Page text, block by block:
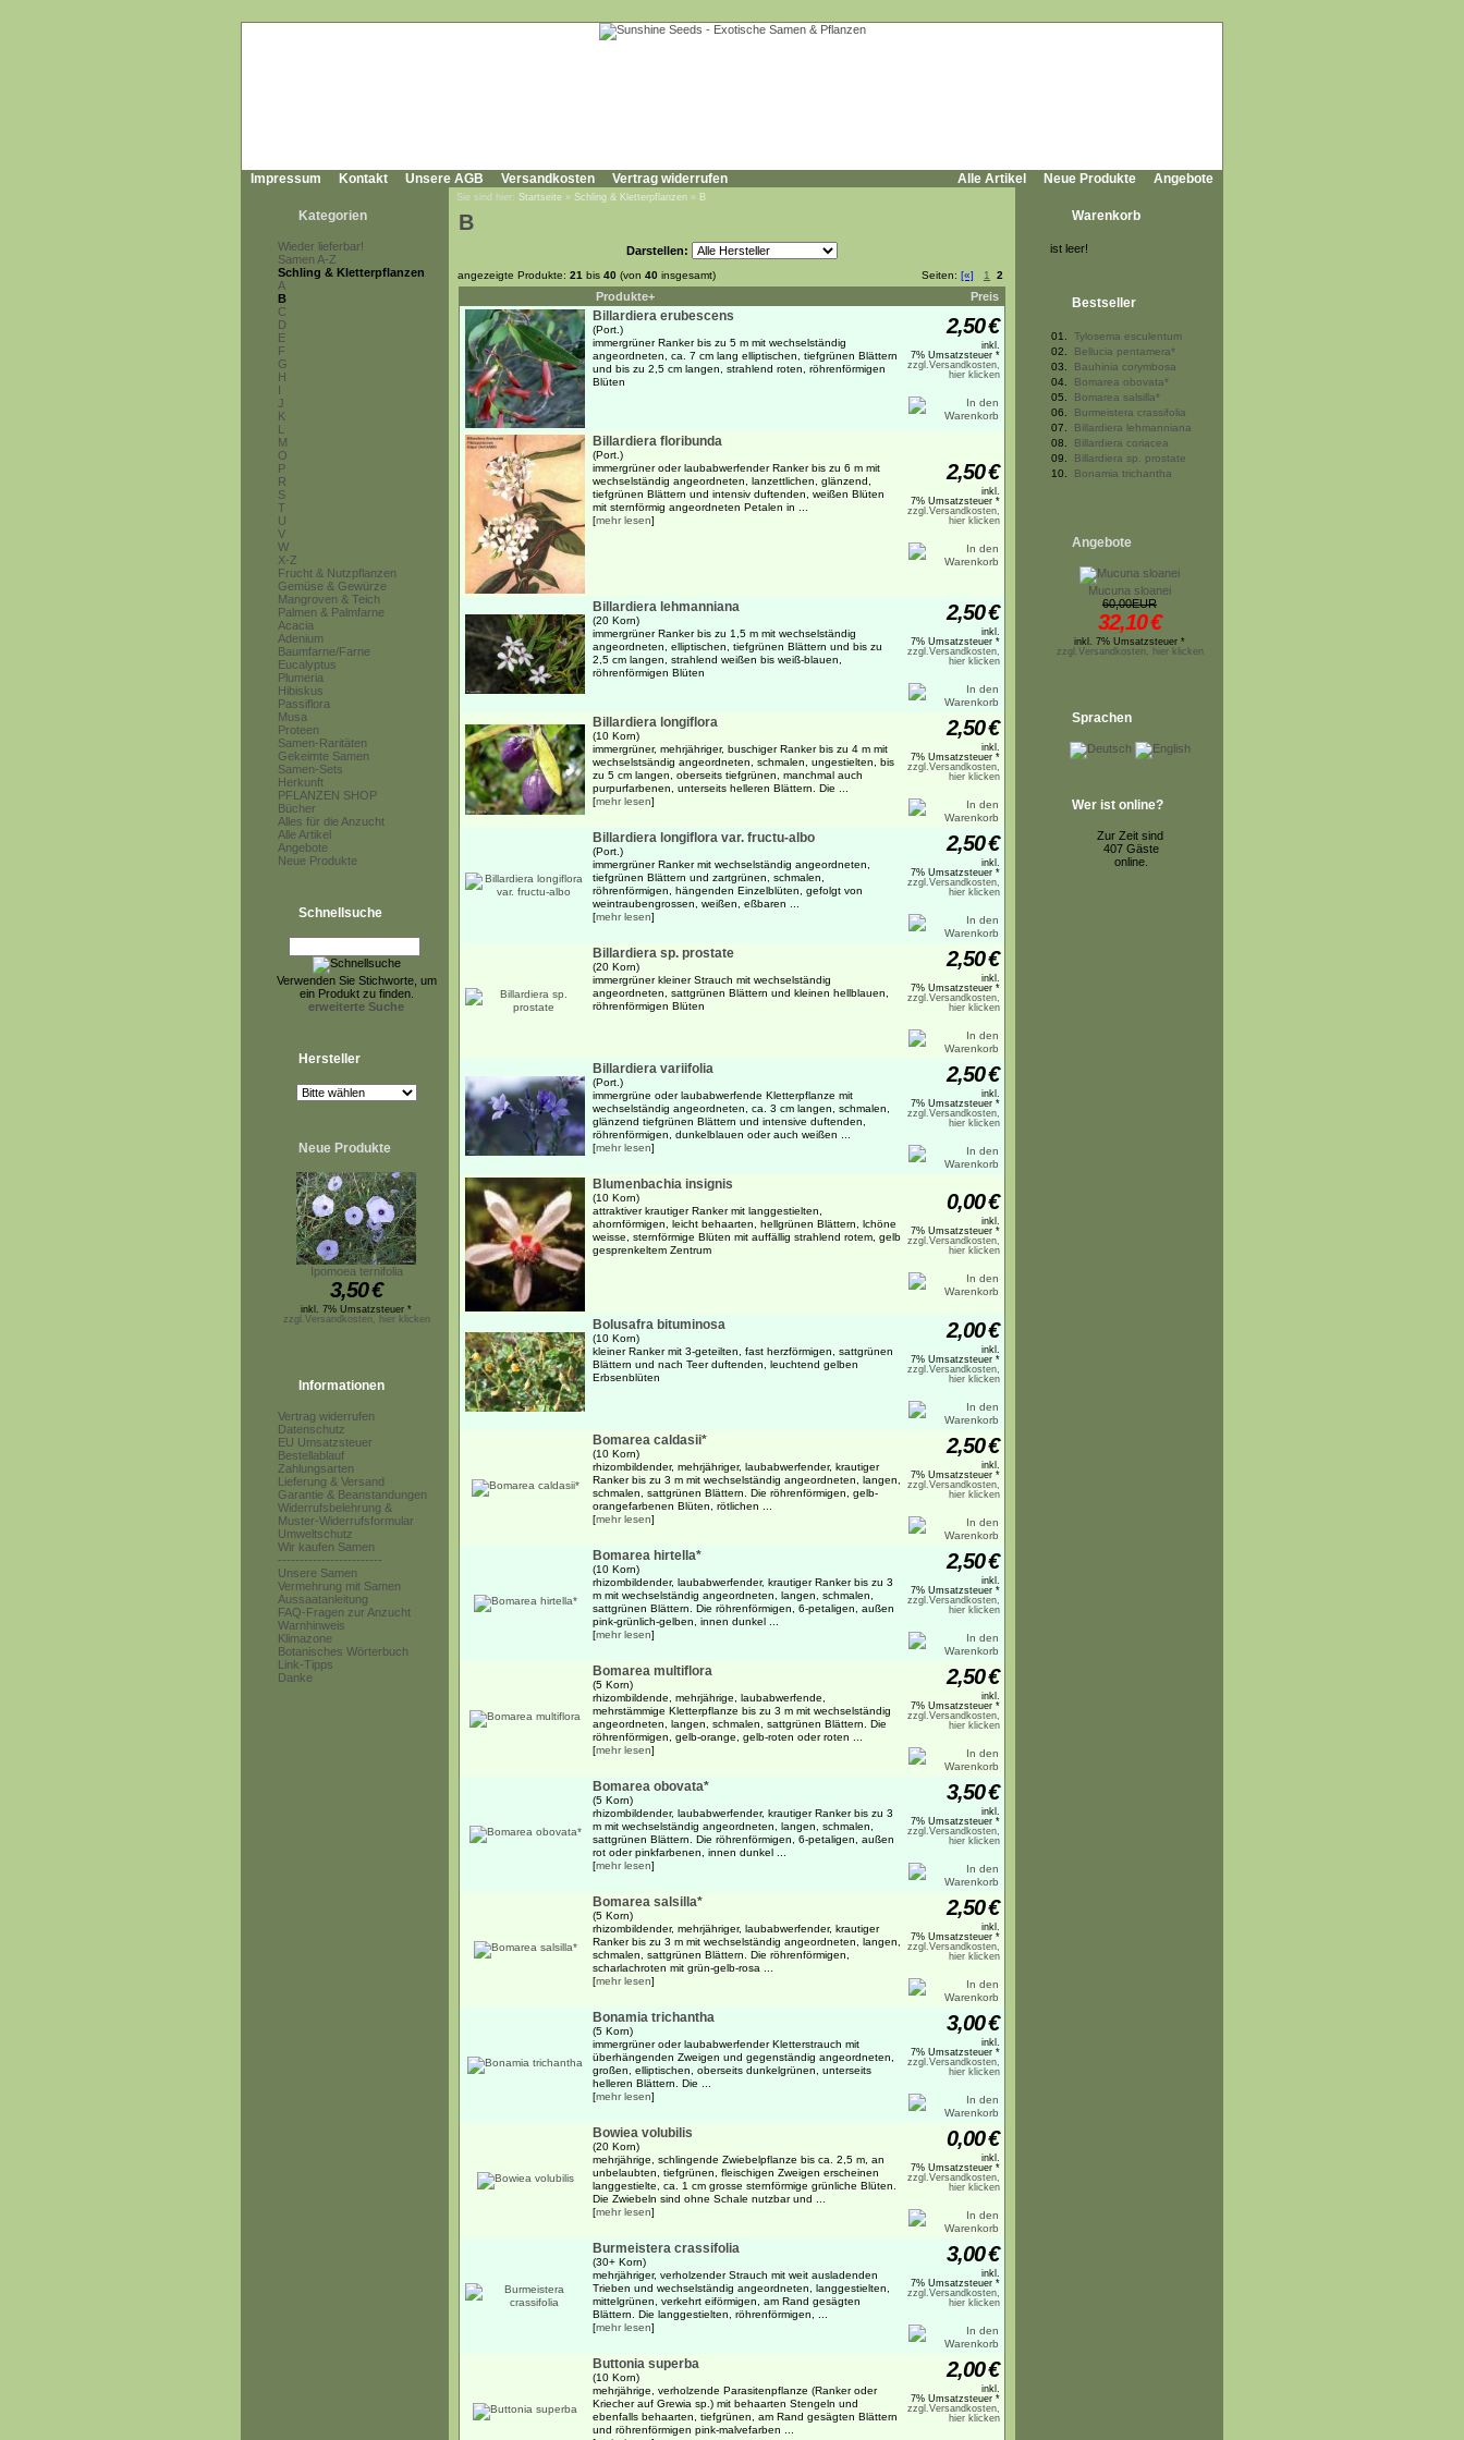
Impressum Kontakt Unsere AGB Versandkosten Vertrag widerrufen Alle Artikel Neue Produkte Angebote
Kategorien
Wieder lieferbar!
Samen A-Z
Schling & Kletterpflanzen
A
B
C
D
E
F
G
H
I
J
K
L
M
O
P
R
S
T
U
V
W
X-Z
Frucht & Nutzpflanzen
Gemüse & Gewürze
Mangroven & Teich
Palmen & Palmfarne
Acacia
Adenium
Baumfarne/Farne
Eucalyptus
Plumeria
Hibiskus
Passiflora
Musa
Proteen
Samen-Raritäten
Gekeimte Samen
Samen-Sets
Herkunft
PFLANZEN SHOP
Bücher
Alles für die Anzucht
Alle Artikel
Angebote
Neue Produkte
Schnellsuche
Verwenden Sie Stichworte, um
ein Produkt zu finden.
erweiterte Suche
Hersteller
Neue Produkte
Ipomoea ternifolia
3,50€
inkl. 7% Umsatzsteuer *
zzgl.Versandkosten, hier klicken
Informationen
Vertrag widerrufen
Datenschutz
EU Umsatzsteuer
Bestellablauf
Zahlungsarten
Lieferung & Versand
Garantie & Beanstandungen
Widerrufsbelehrung &
Muster-Widerrufsformular
Umweltschutz
Wir kaufen Samen
------------------------
Unsere Samen
Vermehrung mit Samen
Aussaatanleitung
FAQ-Fragen zur Anzucht
Warnhinweis
Klimazone
Botanisches Wörterbuch
Link-Tipps
Danke
Sie sind hier: Startseite » Schling & Kletterpflanzen » B
B
Darstellen:
angezeigte Produkte: 21 bis 40 (von 40 insgesamt) Seiten: [«] 1 2
Produkte+ Preis
Billardiera erubescens
(Port.)
immergrüner Ranker bis zu 5 m mit wechselständig
angeordneten, ca. 7 cm lang elliptischen, tiefgrünen Blättern
und bis zu 2,5 cm langen, strahlend roten, röhrenförmigen
Blüten
2,50€
inkl.
7% Umsatzsteuer *
zzgl.Versandkosten,
hier klicken
Billardiera floribunda
(Port.)
immergrüner oder laubabwerfender Ranker bis zu 6 m mit
wechselständig angeordneten, lanzettlichen, glänzend,
tiefgrünen Blättern und intensiv duftenden, weißen Blüten
mit sternförmig angeordneten Petalen in ...
[mehr lesen]
2,50€
inkl.
7% Umsatzsteuer *
zzgl.Versandkosten,
hier klicken
Billardiera lehmanniana
(20 Korn)
immergrüner Ranker bis zu 1,5 m mit wechselständig
angeordneten, elliptischen, tiefgrünen Blättern und bis zu
2,5 cm langen, strahlend weißen bis weiß-blauen,
röhrenförmigen Blüten
2,50€
inkl.
7% Umsatzsteuer *
zzgl.Versandkosten,
hier klicken
Billardiera longiflora
(10 Korn)
immergrüner, mehrjähriger, buschiger Ranker bis zu 4 m mit
wechselstsändig angeordneten, schmalen, ungestielten, bis
zu 5 cm langen, oberseits tiefgrünen, manchmal auch
purpurfarbenen, unterseits helleren Blättern. Die ...
[mehr lesen]
2,50€
inkl.
7% Umsatzsteuer *
zzgl.Versandkosten,
hier klicken
Billardiera longiflora var. fructu-albo
(Port.)
immergrüner Ranker mit wechselständig angeordneten,
tiefgrünen Blättern und zartgrünen, schmalen,
röhrenförmigen, hängenden Einzelblüten, gefolgt von
weintraubengrossen, weißen, eßbaren ...
[mehr lesen]
2,50€
inkl.
7% Umsatzsteuer *
zzgl.Versandkosten,
hier klicken
Billardiera sp. prostate
(20 Korn)
immergrüner kleiner Strauch mit wechselständig
angeordneten, sattgrünen Blättern und kleinen hellblauen,
röhrenförmigen Blüten
2,50€
inkl.
7% Umsatzsteuer *
zzgl.Versandkosten,
hier klicken
Billardiera variifolia
(Port.)
immergrüne oder laubabwerfende Kletterpflanze mit
wechselständig angeordneten, ca. 3 cm langen, schmalen,
glänzend tiefgrünen Blättern und intensive duftenden,
röhrenförmigen, dunkelblauen oder auch weißen ...
[mehr lesen]
2,50€
inkl.
7% Umsatzsteuer *
zzgl.Versandkosten,
hier klicken
Blumenbachia insignis
(10 Korn)
attraktiver krautiger Ranker mit langgestielten,
ahornförmigen, leicht behaarten, hellgrünen Blättern, lchöne
weisse, sternförmige Blüten mit auffällig strahlend rotem, gelb
gesprenkeltem Zentrum
0,00€
inkl.
7% Umsatzsteuer *
zzgl.Versandkosten,
hier klicken
Bolusafra bituminosa
(10 Korn)
kleiner Ranker mit 3-geteilten, fast herzförmigen, sattgrünen
Blättern und nach Teer duftenden, leuchtend gelben
Erbsenblüten
2,00€
inkl.
7% Umsatzsteuer *
zzgl.Versandkosten,
hier klicken
Bomarea caldasii*
(10 Korn)
rhizombildender, mehrjähriger, laubabwerfender, krautiger
Ranker bis zu 3 m mit wechselständig angeordneten, langen,
schmalen, sattgrünen Blättern. Die röhrenförmigen, gelb-
orangefarbenen Blüten, rötlichen ...
[mehr lesen]
2,50€
inkl.
7% Umsatzsteuer *
zzgl.Versandkosten,
hier klicken
Bomarea hirtella*
(10 Korn)
rhizombildender, laubabwerfender, krautiger Ranker bis zu 3
m mit wechselständig angeordneten, langen, schmalen,
sattgrünen Blättern. Die röhrenförmigen, 6-petaligen, außen
pink-grünlich-gelben, innen dunkel ...
[mehr lesen]
2,50€
inkl.
7% Umsatzsteuer *
zzgl.Versandkosten,
hier klicken
Bomarea multiflora
(5 Korn)
rhizombildende, mehrjährige, laubabwerfende,
mehrstämmige Kletterpflanze bis zu 3 m mit wechselständig
angeordneten, langen, schmalen, sattgrünen Blättern. Die
röhrenförmigen, gelb-orange, gelb-roten oder roten ...
[mehr lesen]
2,50€
inkl.
7% Umsatzsteuer *
zzgl.Versandkosten,
hier klicken
Bomarea obovata*
(5 Korn)
rhizombildender, laubabwerfender, krautiger Ranker bis zu 3
m mit wechselständig angeordneten, langen, schmalen,
sattgrünen Blättern. Die röhrenförmigen, 6-petaligen, außen
rot oder pinkfarbenen, innen dunkel ...
[mehr lesen]
3,50€
inkl.
7% Umsatzsteuer *
zzgl.Versandkosten,
hier klicken
Bomarea salsilla*
(5 Korn)
rhizombildender, mehrjähriger, laubabwerfender, krautiger
Ranker bis zu 3 m mit wechselständig angeordneten, langen,
schmalen, sattgrünen Blättern. Die röhrenförmigen,
scharlachroten mit grün-gelb-rosa ...
[mehr lesen]
2,50€
inkl.
7% Umsatzsteuer *
zzgl.Versandkosten,
hier klicken
Bonamia trichantha
(5 Korn)
immergrüner oder laubabwerfender Kletterstrauch mit
überhängenden Zweigen und gegenständig angeordneten,
großen, elliptischen, oberseits dunkelgrünen, unterseits
helleren Blättern. Die ...
[mehr lesen]
3,00€
inkl.
7% Umsatzsteuer *
zzgl.Versandkosten,
hier klicken
Bowiea volubilis
(20 Korn)
mehrjährige, schlingende Zwiebelpflanze bis ca. 2,5 m, an
unbelaubten, tiefgrünen, fleischigen Zweigen erscheinen
langgestielte, ca. 1 cm grosse sternförmige grünliche Blüten.
Die Zwiebeln sind ohne Schale nutzbar und ...
[mehr lesen]
0,00€
inkl.
7% Umsatzsteuer *
zzgl.Versandkosten,
hier klicken
Burmeistera crassifolia
(30+ Korn)
mehrjähriger, verholzender Strauch mit weit ausladenden
Trieben und wechselständig angeordneten, langgestielten,
mittelgrünen, verkehrt eiförmigen, am Rand gesägten
Blättern. Die langgestielten, röhrenförmigen, ...
[mehr lesen]
3,00€
inkl.
7% Umsatzsteuer *
zzgl.Versandkosten,
hier klicken
Buttonia superba
(10 Korn)
mehrjährige, verholzende Parasitenpflanze (Ranker oder
Kriecher auf Grewia sp.) mit behaarten Stengeln und
ebenfalls behaarten, tiefgrünen, am Rand gesägten Blättern
und röhrenförmigen pink-malvefarben ...
2,00€
inkl.
7% Umsatzsteuer *
zzgl.Versandkosten,
hier klicken
Warenkorb
ist leer!
Bestseller
01.
Tylosema esculentum
02.
Bellucia pentamera*
03.
Bauhinia corymbosa
04.
Bomarea obovata*
05.
Bomarea salsilla*
06.
Burmeistera crassifolia
07.
Billardiera lehmanniana
08.
Billardiera coriacea
09.
Billardiera sp. prostate
10.
Bonamia trichantha
Angebote
Mucuna sloanei
60,00EUR
32,10€
inkl. 7% Umsatzsteuer *
zzgl.Versandkosten, hier klicken
Sprachen
Wer ist online?
Zur Zeit sind
407 Gäste
online.